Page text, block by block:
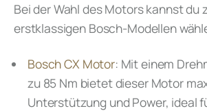
Bei der Wahl des Motors kannst du
erstklassigen Bosch-Modellen
Bosch CX Motor: Mit einem
zu 85 Nm bietet dieser Motor
Unterstützung und Power, ideal